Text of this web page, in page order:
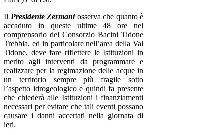
Il Presidente Zermaniosserva che quanto è
accaduto in queste ultime 48 ore nel
comprensorio del Consorzio Bacini Tidone
Trebbia, ed in particolare nell’area della Val
Tidone, deve fare riflettere le Istituzioni in
merito agli interventi da programmare e
realizzare per la regimazione delle acque in
un territorio sempre più fragile sotto
l’aspetto idrogeologico e quindi fa presente
che chiederà alle Istituzioni i finanziamenti
necessari per evitare che tali eventi possano
causare i danni accertati nella giornata di
ieri.